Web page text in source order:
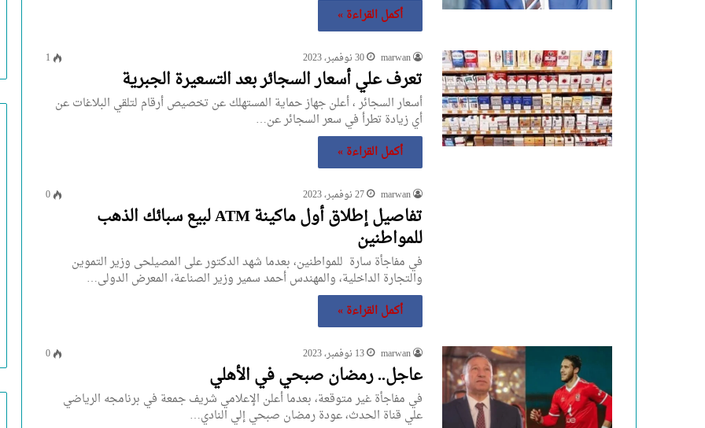
أكمل القراءة »
marwan 30 نوفمبر، 2023 1
تعرف علي أسعار السجائر بعد التسعيرة الجبرية
أسعار السجائر ، أعلن جهاز حماية المستهلك عن تخصيص أرقام لتلقي البلاغات عن
أي زيادة تطرأ في سعر السجائر عن…
أكمل القراءة »
marwan 27 نوفمبر، 2023 0
تفاصيل إطلاق أول ماكينة ATM لبيع سبائك الذهب
للمواطنين
في مفاجأة سارة للمواطنين، بعدما شهد الدكتور على المصيلحى وزير التموين
والتجارة الداخلية، والمهندس أحمد سمير وزير الصناعة، المعرض الدولى…
أكمل القراءة »
marwan 13 نوفمبر، 2023 0
عاجل.. رمضان صبحي في الأهلي
في مفاجأة غير متوقعة، بعدما أعلن الإعلامي شريف جمعة في برنامجه الرياضي
علي قناة الحدث، عودة رمضان صبحي إلي النادي…